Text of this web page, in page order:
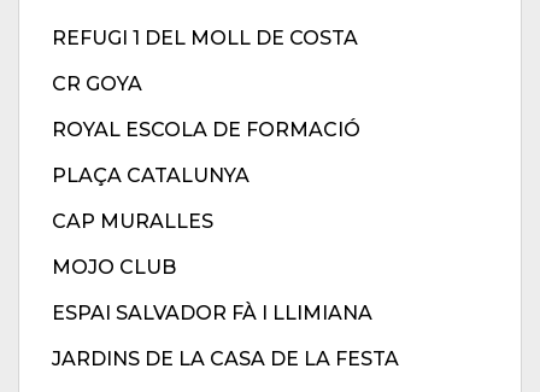
REFUGI 1 DEL MOLL DE COSTA
CR GOYA
ROYAL ESCOLA DE FORMACIÓ
PLAÇA CATALUNYA
CAP MURALLES
MOJO CLUB
ESPAI SALVADOR FÀ I LLIMIANA
JARDINS DE LA CASA DE LA FESTA